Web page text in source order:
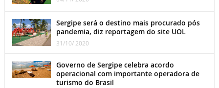
Sergipe será o destino mais procurado pós
pandemia, diz reportagem do site UOL
31/10/ 2020
Governo de Sergipe celebra acordo
operacional com importante operadora de
turismo do Brasil